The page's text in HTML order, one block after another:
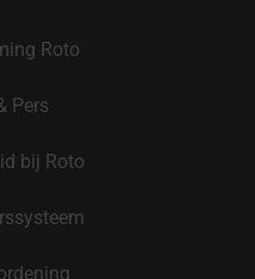
Roto
Pers
bij Roto